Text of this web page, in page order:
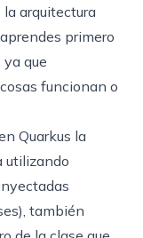
arquitectura
primero
que
funcionan o
Quarkus la
utilizando
también